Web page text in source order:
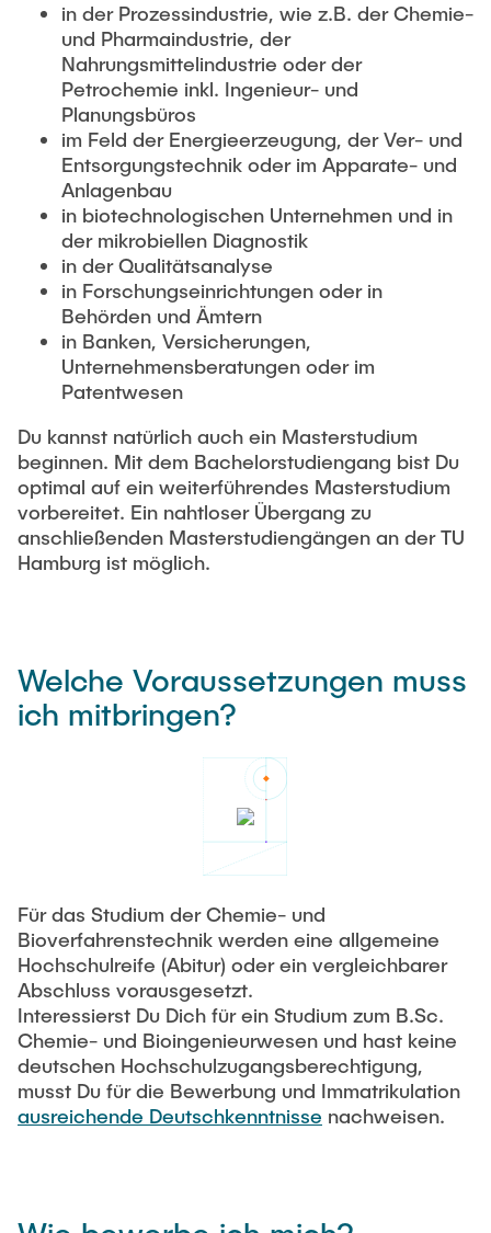
in der Prozessindustrie, wie z.B. der Chemie-
und Pharmaindustrie, der
Nahrungsmittelindustrie oder der
Petrochemie inkl. Ingenieur- und
Planungsbüros
im Feld der Energieerzeugung, der Ver- und
Entsorgungstechnik oder im Apparate- und
Anlagenbau
in biotechnologischen Unternehmen und in
der mikrobiellen Diagnostik
in der Qualitätsanalyse
in Forschungseinrichtungen oder in
Behörden und Ämtern
in Banken, Versicherungen,
Unternehmensberatungen oder im
Patentwesen
Du kannst natürlich auch ein Masterstudium
beginnen. Mit dem Bachelorstudiengang bist Du
optimal auf ein weiterführendes Masterstudium
vorbereitet. Ein nahtloser Übergang zu
anschließenden Masterstudiengängen an der TU
Hamburg ist möglich.
Welche Voraussetzungen muss
ich mitbringen?
Für das Studium der Chemie- und
Bioverfahrenstechnik werden eine allgemeine
Hochschulreife (Abitur) oder ein vergleichbarer
Abschluss vorausgesetzt.
Interessierst Du Dich für ein Studium zum B.Sc.
Chemie- und Bioingenieurwesen und hast keine
deutschen Hochschulzugangsberechtigung,
musst Du für die Bewerbung und Immatrikulation
ausreichende Deutschkenntnisse nachweisen.